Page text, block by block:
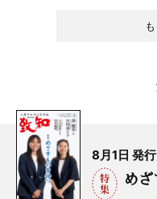
8月1日 発
め